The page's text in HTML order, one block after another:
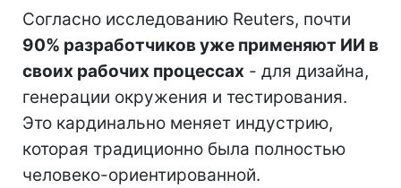
Согласно исследованию Reuters, почти
90% разработчиков уже применяют ИИ в
своих рабочих процессах - для дизайна,
генерации окружения и тестирования.
Это кардинально меняет индустрию,
которая традиционно была полностью
человеко-ориентированной.